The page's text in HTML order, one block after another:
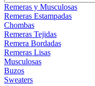
Remeras y Musculosas
Remeras Estampadas
Chombas
Remeras Tejidas
Remera Bordadas
Remeras Lisas
Musculosas
Buzos
Sweaters